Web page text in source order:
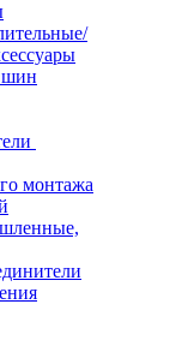
шин
монтажа